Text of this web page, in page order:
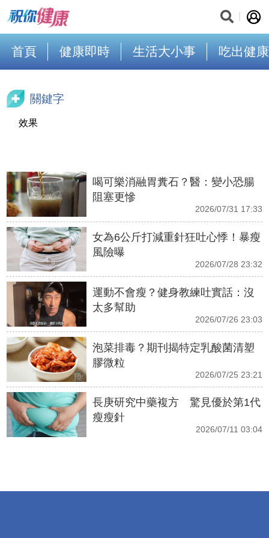
首頁 健康即時 生活大小事 吃出健康
關鍵字
效果
喝可樂消融胃糞石？醫：變小恐腸
阻塞更慘
2026/07/31 17:33
女為6公斤打減重針狂吐心悸！暴瘦
風險曝
2026/07/28 23:32
運動不會瘦？健身教練吐實話：沒
太多幫助
2026/07/26 23:03
泡菜排毒？期刊揭特定乳酸菌清塑
膠微粒
2026/07/25 23:21
長庚研究中藥複方 驚見優於第1代
瘦瘦針
2026/07/11 03:04